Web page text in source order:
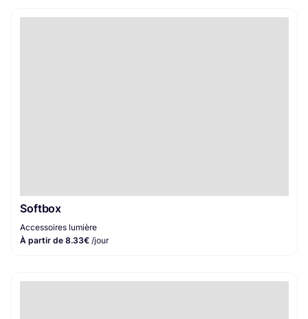
Softbox
Accessoires lumière
À partir de 8.33€ /jour